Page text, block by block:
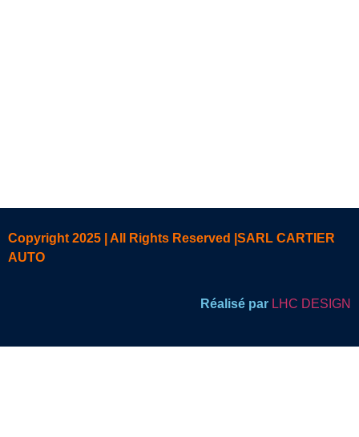
Copyright 2025 | All Rights Reserved |SARL CARTIER
AUTO
Réalisé par LHC DESIGN